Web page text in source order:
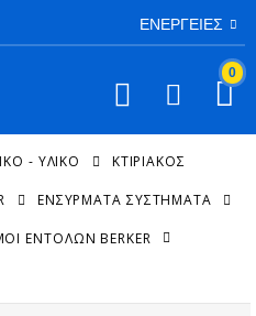
ΕΝΈΡΓΕΙΕΣ
0
- ΥΛΙΚΟ ΚΤΙΡΙΑΚΌΣ
ΕΝΣΎΡΜΑΤΑ ΣΥΣΤΉΜΑΤΑ
ΕΝΤΟΛΏΝ BERKER